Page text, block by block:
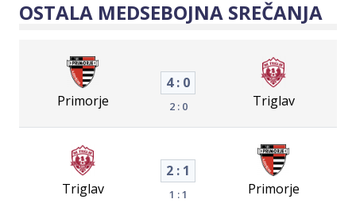
OSTALA MEDSEBOJNA SREČANJA
Primorje
4 : 0
2 : 0 Triglav
Triglav
2 : 1
1 : 1 Primorje